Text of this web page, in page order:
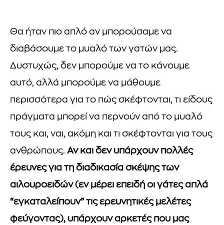
Θα ήταν πιο απλό αν μπορούσαμε να
διαβάσουμε το μυαλό των γατών μας.
Δυστυχώς, δεν μπορούμε να το κάνουμε
αυτό, αλλά μπορούμε να μάθουμε
περισσότερα για το πώς σκέφτονται, τι είδους
πράγματα μπορεί να περνούν από το μυαλό
τους και, ναι, ακόμη και τι σκέφτονται για τους
ανθρώπους. Αν και δεν υπάρχουν πολλές
έρευνες για τη διαδικασία σκέψης των
αιλουροειδών (εν μέρει επειδή οι γάτες απλά
“εγκαταλείπουν” τις ερευνητικές μελέτες
φεύγοντας), υπάρχουν αρκετές που μας